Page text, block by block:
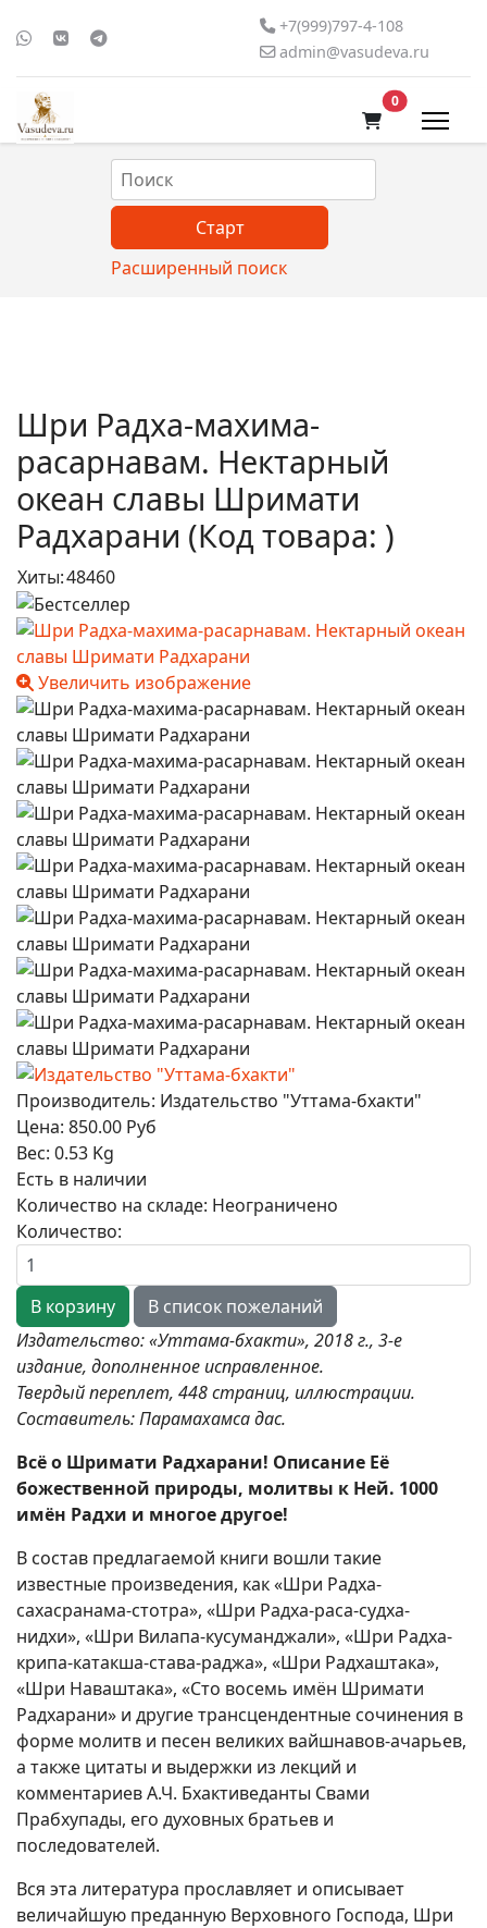
+7(999)797-4-108
admin@vasudeva.ru
0В корзину
Расширенный поиск
Шри Радха-махима-
расарнавам. Нектарный
океан славы Шримати
Радхарани (Код товара: )
Хиты:48460
Увеличить изображение
Производитель: Издательство "Уттама-бхакти"
Цена: 850.00 Руб
Вес: 0.53 Kg
Есть в наличии
Количество на складе: Неограничено
Количество:
Издательство: «Уттама-бхакти», 2018 г., 3-е
издание, дополненное исправленное.
Твердый переплет, 448 cтраниц, иллюстрации.
Составитель: Парамахамса дас.
Всё о Шримати Радхарани! Описание Её
божественной природы, молитвы к Ней. 1000
имён Радхи и многое другое!
В состав предлагаемой книги вошли такие
известные произведения, как «Шри Радха-
сахасранама-стотра», «Шри Радха-раса-судха-
нидхи», «Шри Вилапа-кусуманджали», «Шри Радха-
крипа-катакша-става-раджа», «Шри Радхаштака»,
«Шри Наваштака», «Сто восемь имён Шримати
Радхарани» и другие трансцендентные сочинения в
форме молитв и песен великих вайшнавов-ачарьев,
а также цитаты и выдержки из лекций и
комментариев А.Ч. Бхактиведанты Свами
Прабхупады, его духовных братьев и
последователей.
Вся эта литература прославляет и описывает
величайшую преданную Верховного Господа, Шри